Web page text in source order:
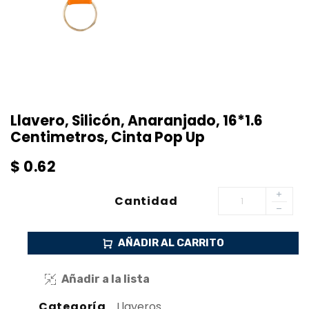
Llavero, Silicón, Anaranjado, 16*1.6
Centimetros, Cinta Pop Up
$ 0.62
Cantidad
AÑADIR AL CARRITO
Añadir a la lista